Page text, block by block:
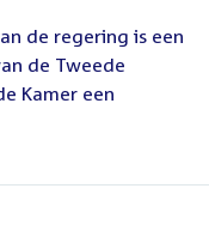
de regering is een
de Tweede
Kamer een